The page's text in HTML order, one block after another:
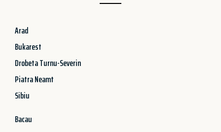
Arad
Bukarest
Drobeta Turnu-Severin
Piatra Neamt
Sibiu
Bacau